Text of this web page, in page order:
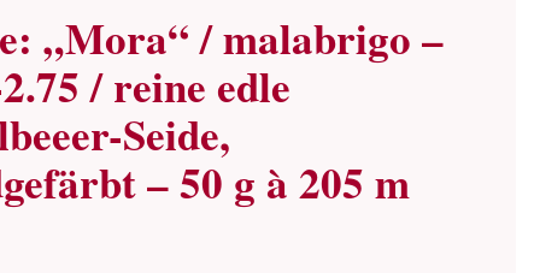
„Mora“ / malabrigo –
/ reine edle
Seide,
– 50 g à 205 m